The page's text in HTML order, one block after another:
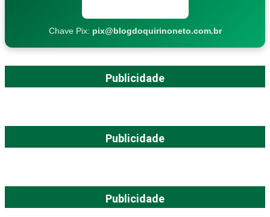
Chave Pix: pix@blogdoquirinoneto.com.br
Publicidade
Publicidade
Publicidade